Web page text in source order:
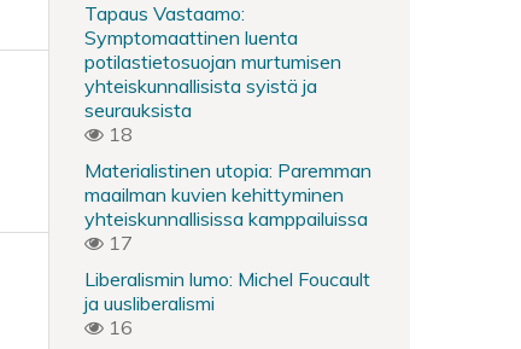
Tapaus Vastaamo:
Symptomaattinen luenta
potilastietosuojan murtumisen
yhteiskunnallisista syistä ja
seurauksista
18
Materialistinen utopia: Paremman
maailman kuvien kehittyminen
yhteiskunnallisissa kamppailuissa
17
Liberalismin lumo: Michel Foucault
ja uusliberalismi
16